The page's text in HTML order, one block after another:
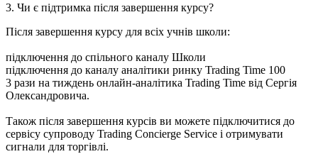
3. Чи є підтримка після завершення курсу?
Після завершення курсу для всіх учнів школи:
підключення до спільного каналу Школи
підключення до каналу аналітики ринку Trading Time 100
3 рази на тиждень онлайн-аналітика Trading Time від Сергія
Олександровича.
Також після завершення курсів ви можете підключитися до
сервісу супроводу Trading Concierge Service і отримувати
сигнали для торгівлі.